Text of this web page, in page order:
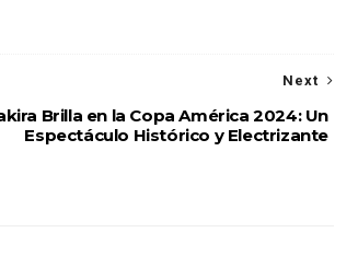
Next
Brilla en la Copa América 2024: Un
Espectáculo Histórico y Electrizante